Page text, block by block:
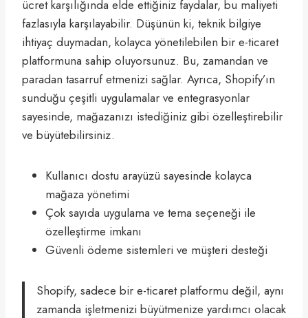
ücret karşılığında elde ettiğiniz faydalar, bu maliyeti
fazlasıyla karşılayabilir. Düşünün ki, teknik bilgiye
ihtiyaç duymadan, kolayca yönetilebilen bir e-ticaret
platformuna sahip oluyorsunuz. Bu, zamandan ve
paradan tasarruf etmenizi sağlar. Ayrıca, Shopify’ın
sunduğu çeşitli uygulamalar ve entegrasyonlar
sayesinde, mağazanızı istediğiniz gibi özelleştirebilir
ve büyütebilirsiniz.
Kullanıcı dostu arayüzü sayesinde kolayca
mağaza yönetimi
Çok sayıda uygulama ve tema seçeneği ile
özelleştirme imkanı
Güvenli ödeme sistemleri ve müşteri desteği
Shopify, sadece bir e-ticaret platformu değil, aynı
zamanda işletmenizi büyütmenize yardımcı olacak